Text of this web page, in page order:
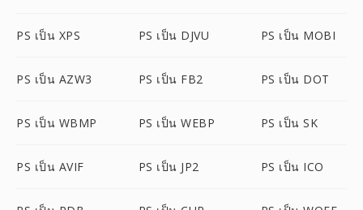
PS เป็น XPS PS เป็น DJVU PS เป็น MOBI
PS เป็น AZW3 PS เป็น FB2 PS เป็น DOT
PS เป็น WBMP PS เป็น WEBP PS เป็น SK
PS เป็น AVIF PS เป็น JP2 PS เป็น ICO